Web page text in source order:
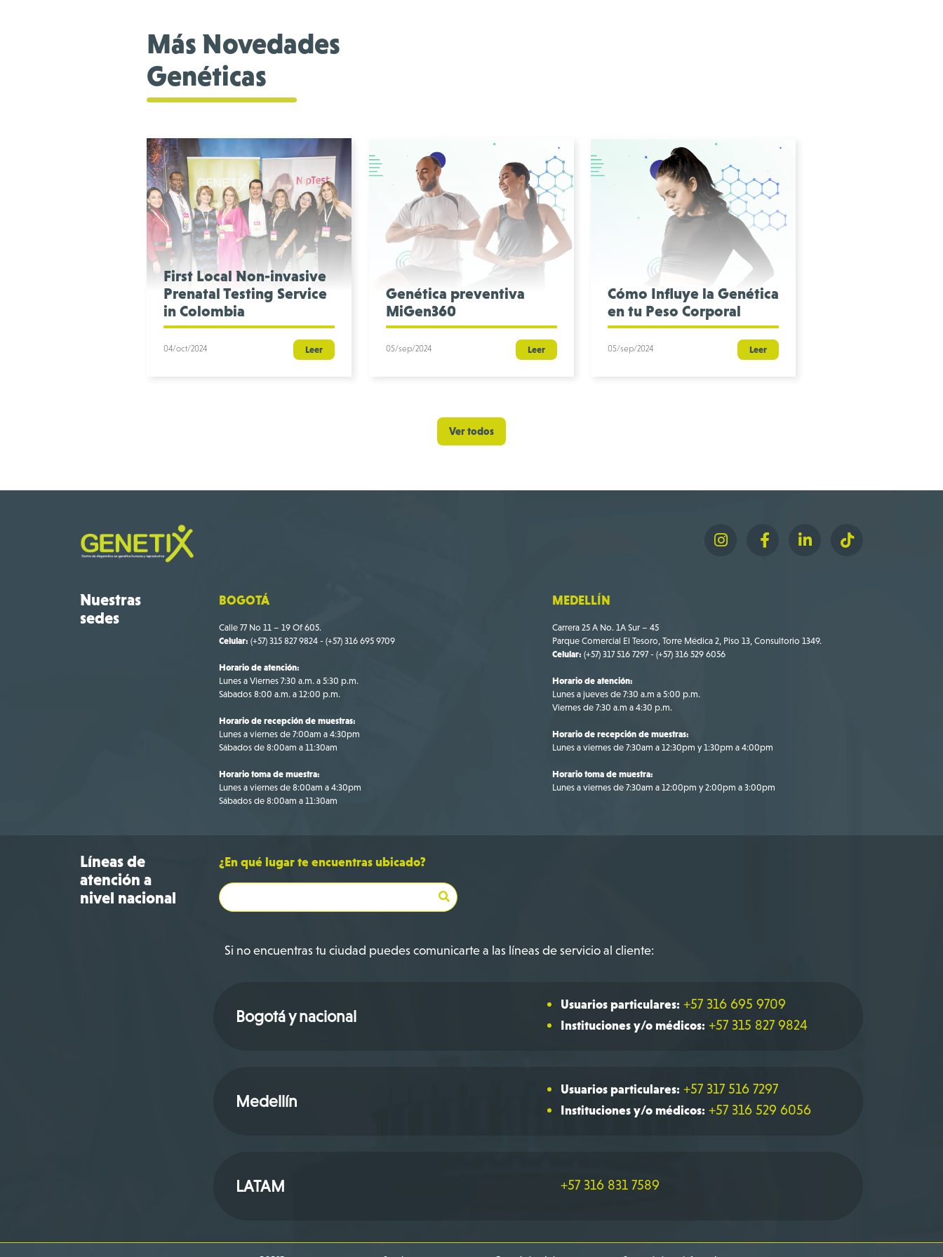
Más Novedades
Genéticas
First Local Non-invasive
Prenatal Testing Service
in Colombia
04/oct/2024 Leer
Genética preventiva
MiGen360
05/sep/2024 Leer
Cómo Influye la Genética
en tu Peso Corporal
05/sep/2024 Leer
Ver todos
Nuestras
sedes
BOGOTÁ
Calle 77 No 11 – 19 Of 605.
Celular: (+57) 315 827 9824 - (+57) 316 695 9709
Horario de atención:
Lunes a Viernes 7:30 a.m. a 5:30 p.m.
Sábados 8:00 a.m. a 12:00 p.m.
Horario de recepción de muestras:
Lunes a viernes de 7:00am a 4:30pm
Sábados de 8:00am a 11:30am
Horario toma de muestra:
Lunes a viernes de 8:00am a 4:30pm
Sábados de 8:00am a 11:30am
MEDELLÍN
Carrera 25 A No. 1A Sur – 45
Parque Comercial El Tesoro, Torre Médica 2, Piso 13, Consultorio 1349.
Celular: (+57) 317 516 7297 - (+57) 316 529 6056
Horario de atención:
Lunes a jueves de 7:30 a.m a 5:00 p.m.
Viernes de 7:30 a.m a 4:30 p.m.
Horario de recepción de muestras:
Lunes a viernes de 7:30am a 12:30pm y 1:30pm a 4:00pm
Horario toma de muestra:
Lunes a viernes de 7:30am a 12:00pm y 2:00pm a 3:00pm
Líneas de
atención a
nivel nacional
¿En qué lugar te encuentras ubicado?
Si no encuentras tu ciudad puedes comunicarte a las líneas de servicio al cliente:
Bogotá y nacional
Usuarios particulares: +57 316 695 9709
Instituciones y/o médicos: +57 315 827 9824
Medellín
Usuarios particulares: +57 317 516 7297
Instituciones y/o médicos: +57 316 529 6056
LATAM +57 316 831 7589